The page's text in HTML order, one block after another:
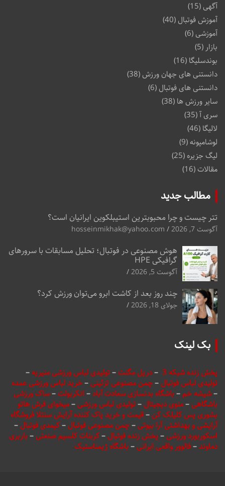
آگهی(15)
آموزش فوتبال (40)
آموزشی(6)
بازار (5)
بوندسلیگا (16)
دانستنی های جهان ورزش(38)
دانستنی های فوتبال (6)
سایر ورزش ها (38)
سری آ(35)
لالیگا (46)
لوشامپونه(9)
لیگ جزیره (25)
مقالات(16)
مطالب جدید
تتر چیست و چرا محبوبترین استیبلکوین ایرانیان است؟
آگوست 7, 2026 hosseinmikhak@yahoo.com
هوش مصنوعی در فوتبال؛ تحلیل مسابقات با سرورهای
گرافیکی HPE
آگوست 5, 2026
چند روز بعد از کاشت ابرو می‌توان ورزش کرد؟
جولای 18, 2026
بک لینک
پخش زنده شبکه 3 –دریل مگنت–تولیدی لباس ورزشی منیریه–
تولیدی لباس فوتبال –چمن مصنوعی تزئینی –خرید لباس ورزشی عمده
–شیشه خم–باشگاه بدنسازی سعادت آباد – انکربولت–ساک ورزشی
باشگاهی –منوی دیجیتال –تولیدی لباس ورزشی –میخوای فرش هاتو
بشوری پس کلیلک کن –قیمت و خرید پاک کننده آرایش سنتلا فروشگاه
آرایشی و بهداشتی آرا بیوتی –چمن مصنوعی فوتبال –کیمدی فوتبال –
اسکوربورد ورزشی –پخش زنده فوتبال –کربنات کلسیم صنعتی –باربری
دماوند–فالوور واقعی ایرانی –باشگاه ژیمناستیک